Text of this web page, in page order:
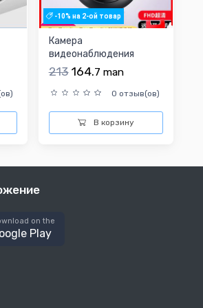
-10% на 2-ой товар
Камера
видеонаблюдения
213 164.7 man
0 отзыв(ов)
В корзину
on the
Play